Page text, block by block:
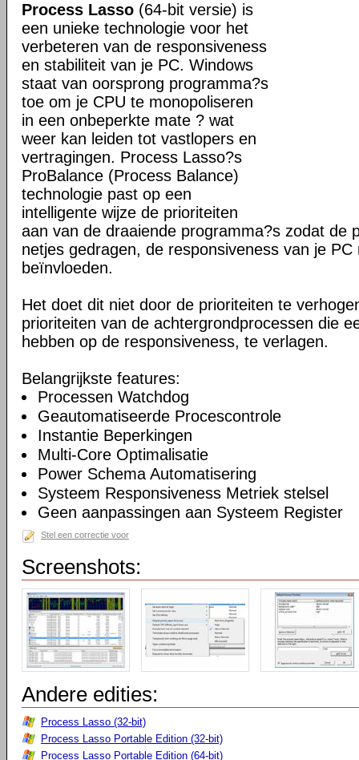
Process Lasso (64-bit versie) is
een unieke technologie voor het
verbeteren van de responsiveness
en stabiliteit van je PC. Windows
staat van oorsprong programma?s
toe om je CPU te monopoliseren
in een onbeperkte mate ? wat
weer kan leiden tot vastlopers en
vertragingen. Process Lasso?s
ProBalance (Process Balance)
technologie past op een
intelligente wijze de prioriteiten
aan van de draaiende programma?s zodat de
netjes gedragen, de responsiveness van je PC
beïnvloeden.
Het doet dit niet door de prioriteiten te
prioriteiten van de achtergrondprocessen die
hebben op de responsiveness, te verlagen.
Belangrijkste features:
Processen Watchdog
Geautomatiseerde Procescontrole
Instantie Beperkingen
Multi-Core Optimalisatie
Power Schema Automatisering
Systeem Responsiveness Metriek stelsel
Geen aanpassingen aan Systeem Register
Stel een correctie voor
Screenshots:
Andere edities:
Process Lasso (32-bit)
Process Lasso Portable Edition (32-bit)
Process Lasso Portable Edition (64-bit)